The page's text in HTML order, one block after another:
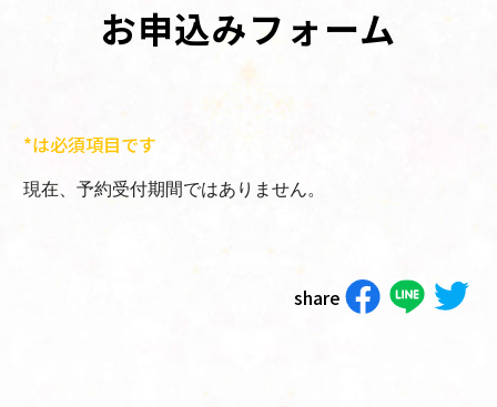
お申込みフォーム
*は必須項目です
現在、予約受付期間ではありません。
share